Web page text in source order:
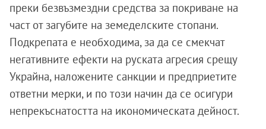
преки безвъзмездни средства за покриване на
част от загубите на земеделските стопани.
Подкрепата е необходима, за да се смекчат
негативните ефекти на руската агресия срещу
Украйна, наложените санкции и предприетите
ответни мерки, и по този начин да се осигури
непрекъснатостта на икономическата дейност.